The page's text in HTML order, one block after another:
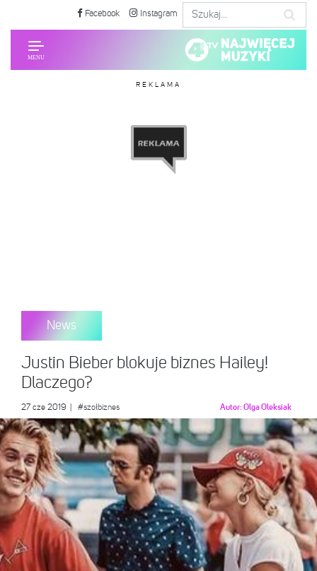
Facebook Instagram
REKLAMA
News
Justin Bieber blokuje biznes Hailey!
Dlaczego?
27 cze 2019 #szołbiznes Autor:Olga Oleksiak